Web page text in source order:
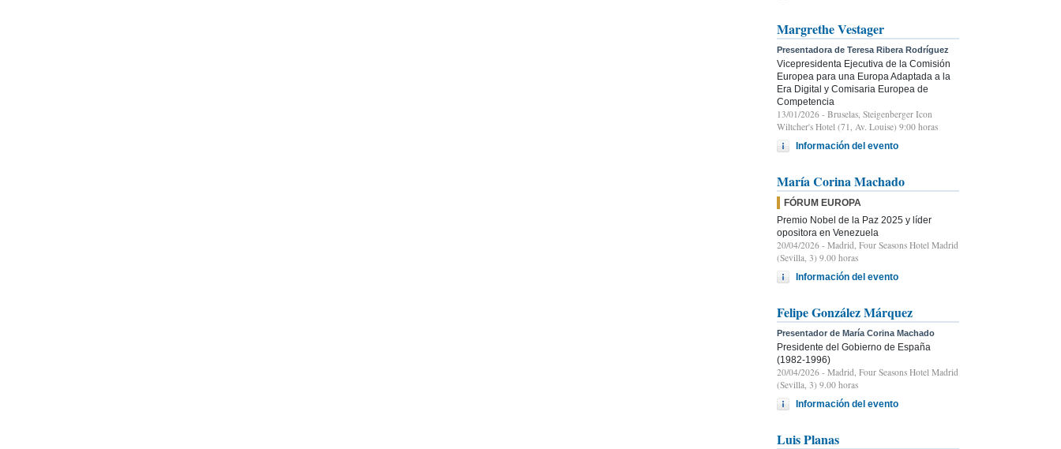
Margrethe Vestager
Presentadora de Teresa Ribera Rodríguez
Vicepresidenta Ejecutiva de la Comisión
Europea para una Europa Adaptada a la
Era Digital y Comisaria Europea de
Competencia
13/01/2026 - Bruselas, Steigenberger Icon
Wiltcher's Hotel (71, Av. Louise) 9:00 horas
Información del evento
María Corina Machado
FÓRUM EUROPA
Premio Nobel de la Paz 2025 y líder
opositora en Venezuela
20/04/2026 - Madrid, Four Seasons Hotel Madrid
(Sevilla, 3) 9.00 horas
Información del evento
Felipe González Márquez
Presentador de María Corina Machado
Presidente del Gobierno de España
(1982-1996)
20/04/2026 - Madrid, Four Seasons Hotel Madrid
(Sevilla, 3) 9.00 horas
Información del evento
Luis Planas